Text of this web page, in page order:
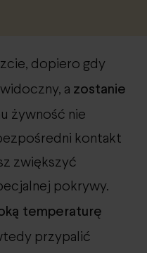
dopiero gdy
a zostanie
żywność nie
kontakt
zwiększyć
pokrywy.
temperaturę
przypalić